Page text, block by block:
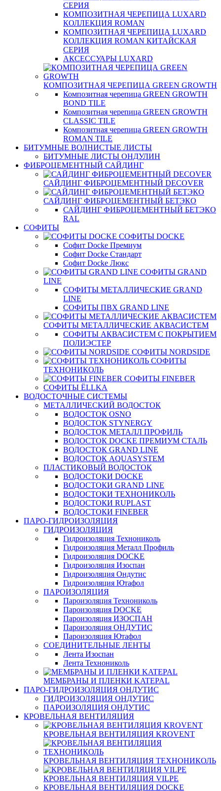
СЕРИЯ
КОМПОЗИТНАЯ ЧЕРЕПИЦА LUXARD
КОЛЛЕКЦИЯ ROMAN
КОМПОЗИТНАЯ ЧЕРЕПИЦА LUXARD
КОЛЛЕКЦИЯ ROMAN КИТАЙСКАЯ
СЕРИЯ
АКСЕССУАРЫ LUXARD
КОМПОЗИТНАЯ ЧЕРЕПИЦА GREEN GROWTH
Композитная черепица GREEN GROWTH
BOND TILE
Композитная черепица GREEN GROWTH
CLASSIC TILE
Композитная черепица GREEN GROWTH
ROMAN TILE
БИТУМНЫЕ ВОЛНИСТЫЕ ЛИСТЫ
БИТУМНЫЕ ЛИСТЫ ОНДУЛИН
ФИБРОЦЕМЕНТНЫЙ САЙДИНГ
САЙДИНГ ФИБРОЦЕМЕНТНЫЙ DECOVER
САЙДИНГ ФИБРОЦЕМЕНТНЫЙ БЕТЭКО
САЙДИНГ ФИБРОЦЕМЕНТНЫЙ БЕТЭКО
RAL
СОФИТЫ
СОФИТЫ DOCKE
Софит Docke Премиум
Софит Docke Стандарт
Софит Docke Люкс
СОФИТЫ GRAND
LINE
СОФИТЫ МЕТАЛЛИЧЕСКИЕ GRAND
LINE
СОФИТЫ ПВХ GRAND LINE
СОФИТЫ МЕТАЛЛИЧЕСКИЕ АКВАСИСТЕМ
СОФИТЫ АКВАСИСТЕМ С ПОКРЫТИЕМ
ПОЛИЭСТЕР
СОФИТЫ NORDSIDE
СОФИТЫ
ТЕХНОНИКОЛЬ
СОФИТЫ FINEBER
СОФИТЫ ЁLLKA
ВОДОСТОЧНЫЕ СИСТЕМЫ
МЕТАЛЛИЧЕСКИЙ ВОДОСТОК
ВОДОСТОК OSNO
ВОДОСТОК STYNERGY
ВОДОСТОК МЕТАЛЛ ПРОФИЛЬ
ВОДОСТОК DOCKE ПРЕМИУМ СТАЛЬ
ВОДОСТОК GRAND LINE
ВОДОСТОК AQUASYSTEM
ПЛАСТИКОВЫЙ ВОДОСТОК
ВОДОСТОКИ DOCKE
ВОДОСТОКИ GRAND LINE
ВОДОСТОКИ ТЕХНОНИКОЛЬ
ВОДОСТОКИ RUPLAST
ВОДОСТОКИ FINEBER
ПАРО-ГИДРОИЗОЛЯЦИЯ
ГИДРОИЗОЛЯЦИЯ
Гидроизоляция Технониколь
Гидроизоляция Металл Профиль
Гидроизоляция DOCKE
Гидроизоляция Изоспан
Гидроизоляция Ондутис
Гидроизоляция Ютафол
ПАРОИЗОЛЯЦИЯ
Пароизоляция Технониколь
Пароизоляция DOCKE
Пароизоляция ИЗОСПАН
Пароизоляция ОНДУТИС
Пароизоляция Ютафол
СОЕДИНИТЕЛЬНЫЕ ЛЕНТЫ
Лента Изоспан
Лента Технониколь
МЕМБРАНЫ И ПЛЕНКИ KATEPAL
ПАРО-ГИДРОИЗОЛЯЦИЯ ОНДУТИС
ГИДРОИЗОЛЯЦИЯ ОНДУТИС
ПАРОИЗОЛЯЦИЯ ОНДУТИС
КРОВЕЛЬНАЯ ВЕНТИЛЯЦИЯ
КРОВЕЛЬНАЯ ВЕНТИЛЯЦИЯ KROVENT
КРОВЕЛЬНАЯ ВЕНТИЛЯЦИЯ ТЕХНОНИКОЛЬ
КРОВЕЛЬНАЯ ВЕНТИЛЯЦИЯ VILPE
КРОВЕЛЬНАЯ ВЕНТИЛЯЦИЯ DOCKE